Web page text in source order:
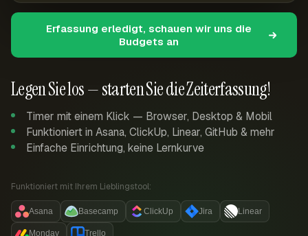
Legen Sie los — starten Sie die Zeiterfassung!
Timer mit einem Klick — Browser, Desktop & Mobil
Funktioniert in Asana, ClickUp, Linear, GitHub & mehr
Einfache Einrichtung, keine Lernkurve
Funktioniert mit Ihrem Lieblingstool:
Asana Basecamp ClickUp Jira Linear
Monday Trello
Erfassung erledigt, schauen wir uns die
Budgets an